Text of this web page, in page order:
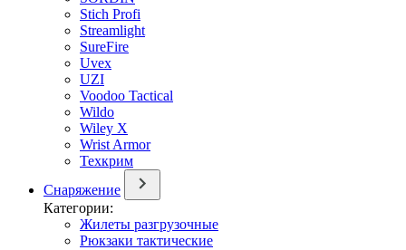
Stich Profi
Streamlight
SureFire
Uvex
UZI
Voodoo Tactical
Wildo
Wiley X
Wrist Armor
Техкрим
Снаряжение
Категории:
Жилеты разгрузочные
Рюкзаки тактические